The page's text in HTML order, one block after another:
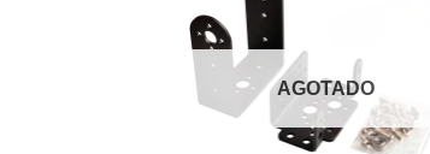
AGOTADO